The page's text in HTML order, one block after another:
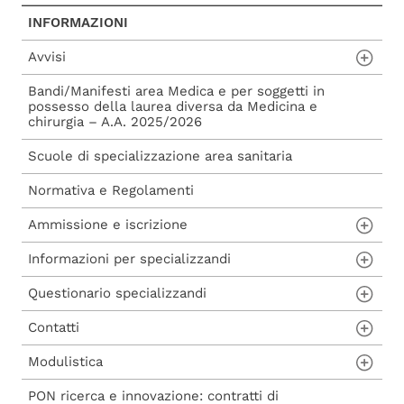
INFORMAZIONI
Avvisi
Avvisi a.a. 2025/26
Bandi/Manifesti area Medica e per soggetti in
possesso della laurea diversa da Medicina e
chirurgia – A.A. 2025/2026
Scuole di specializzazione area sanitaria
Normativa e Regolamenti
Ammissione e iscrizione
Bandi e graduatorie scuole per medici
Iscrizione
Trasferimenti
Tasse e contributi universitari
Bando di ammissione di Patologia non
Informazioni per specializzandi
Il contratto
Obbligo iscrizione gestione separata INPS
Consulta il cedolino
Orari Medici in formazione specialistica
Questionario specializzandi
Questionario per i medici specializzandi
Esito monitoraggio 2020/2021
Esito monitoraggio 2021/2022
Contatti
Segreteria Specializzandi
Modulistica
Avviso Aggiuntivo al Manifesto degli Studi
PON ricerca e innovazione: contratti di